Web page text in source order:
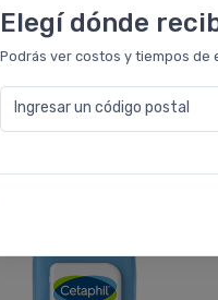
Elegí dónde
Podrás ver costos y tiempos de
Ingresar un código postal
Agregar
compraron